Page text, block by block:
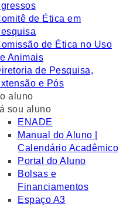
de Ética em
de Ética no Uso
Animais
de Pesquisa,
e Pós
aluno
sou aluno
ENADE
Manual do Aluno |
Calendário Acadêmico
Portal do Aluno
Bolsas e
Financiamentos
Espaço A3